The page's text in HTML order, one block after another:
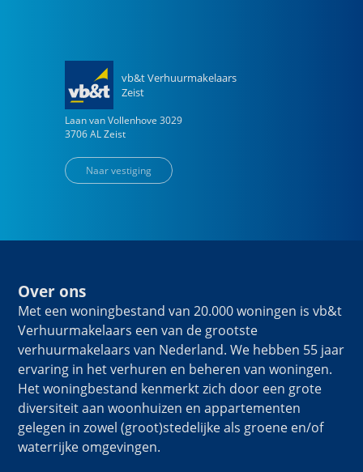
vb&t Verhuurmakelaars
Zeist
Laan van Vollenhove 3029
3706 AL Zeist
Naar vestiging
Over ons
Met een woningbestand van 20.000 woningen is vb&t
Verhuurmakelaars een van de grootste
verhuurmakelaars van Nederland. We hebben 55 jaar
ervaring in het verhuren en beheren van woningen.
Het woningbestand kenmerkt zich door een grote
diversiteit aan woonhuizen en appartementen
gelegen in zowel (groot)stedelijke als groene en/of
waterrijke omgevingen.